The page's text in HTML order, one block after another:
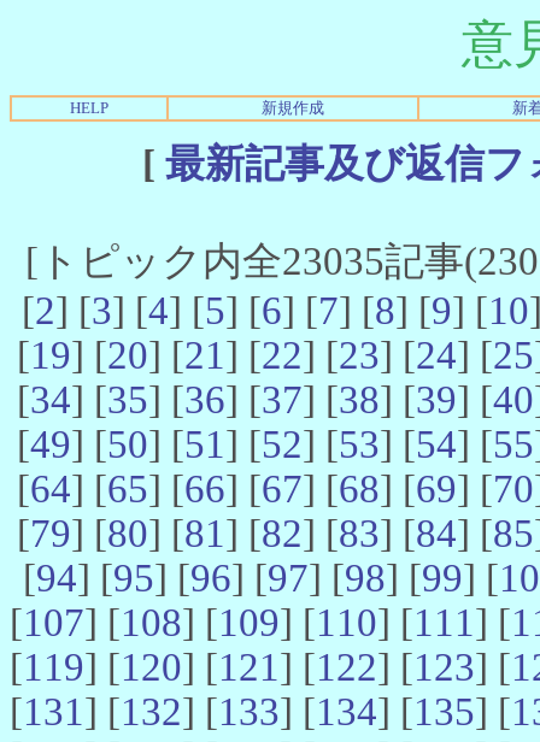
意
HELP 新規作成 新
[ 最新記事及び返信
[トピック内全23035記事
[2] [3] [4] [5] [6] [7] [8] [9] [10
[19] [20] [21] [22] [23] [24] [25
[34] [35] [36] [37] [38] [39] [40
[49] [50] [51] [52] [53] [54] [55
[64] [65] [66] [67] [68] [69] [70
[79] [80] [81] [82] [83] [84] [85
[94] [95] [96] [97] [98] [99] [
[107] [108] [109] [110] [111] [
[119] [120] [121] [122] [123] [
[131] [132] [133] [134] [135] [